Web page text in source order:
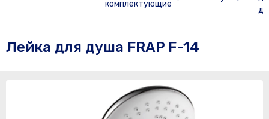
комплектующие
Лейка для душа FRAP F-14